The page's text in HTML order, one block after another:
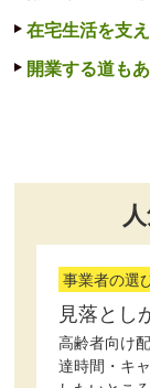
在宅生活を支
開業する道も
事業者の選
見落とし
高齢者向け
達時間・キ